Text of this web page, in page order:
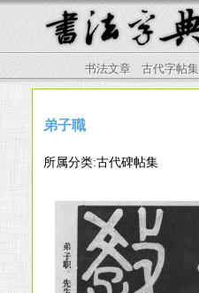
书法文章 古代字帖集
弟子職
所属分类:古代碑帖集